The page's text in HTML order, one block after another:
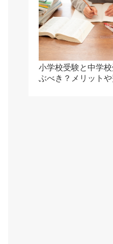
小学校受験と中学
ぶべき？メリット